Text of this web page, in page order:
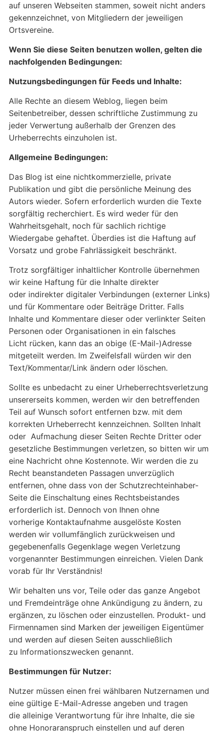
auf unseren Webseiten stammen, soweit nicht anders
gekennzeichnet, von Mitgliedern der jeweiligen
Ortsvereine.
Wenn Sie diese Seiten benutzen wollen, gelten die
nachfolgenden Bedingungen:
Nutzungsbedingungen für Feeds und Inhalte:
Alle Rechte an diesem Weblog, liegen beim
Seitenbetreiber, dessen schriftliche Zustimmung zu
jeder Verwertung außerhalb der Grenzen des
Urheberrechts einzuholen ist.
Allgemeine Bedingungen:
Das Blog ist eine nichtkommerzielle, private
Publikation und gibt die persönliche Meinung des
Autors wieder. Sofern erforderlich wurden die Texte
sorgfältig recherchiert. Es wird weder für den
Wahrheitsgehalt, noch für sachlich richtige
Wiedergabe gehaftet. Überdies ist die Haftung auf
Vorsatz und grobe Fahrlässigkeit beschränkt.
Trotz sorgfältiger inhaltlicher Kontrolle übernehmen
wir keine Haftung für die Inhalte direkter
oder indirekter digitaler Verbindungen (externer Links)
und für Kommentare oder Beiträge Dritter. Falls
Inhalte und Kommentare dieser oder verlinkter Seiten
Personen oder Organisationen in ein falsches
Licht rücken, kann das an obige (E-Mail-)Adresse
mitgeteilt werden. Im Zweifelsfall würden wir den
Text/Kommentar/Link ändern oder löschen.
Sollte es unbedacht zu einer Urheberrechtsverletzung
unsererseits kommen, werden wir den betreffenden
Teil auf Wunsch sofort entfernen bzw. mit dem
korrekten Urheberrecht kennzeichnen. Sollten Inhalt
oder Aufmachung dieser Seiten Rechte Dritter oder
gesetzliche Bestimmungen verletzen, so bitten wir um
eine Nachricht ohne Kostennote. Wir werden die zu
Recht beanstandeten Passagen unverzüglich
entfernen, ohne dass von der Schutzrechteinhaber-
Seite die Einschaltung eines Rechtsbeistandes
erforderlich ist. Dennoch von Ihnen ohne
vorherige Kontaktaufnahme ausgelöste Kosten
werden wir vollumfänglich zurückweisen und
gegebenenfalls Gegenklage wegen Verletzung
vorgenannter Bestimmungen einreichen. Vielen Dank
vorab für Ihr Verständnis!
Wir behalten uns vor, Teile oder das ganze Angebot
und Fremdeinträge ohne Ankündigung zu ändern, zu
ergänzen, zu löschen oder einzustellen. Produkt- und
Firmennamen sind Marken der jeweiligen Eigentümer
und werden auf diesen Seiten ausschließlich
zu Informationszwecken genannt.
Bestimmungen für Nutzer:
Nutzer müssen einen frei wählbaren Nutzernamen und
eine gültige E-Mail-Adresse angeben und tragen
die alleinige Verantwortung für ihre Inhalte, die sie
ohne Honoraranspruch einstellen und auf deren